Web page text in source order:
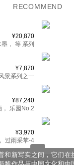
和新写实之间，它们在
RECOMMEND
¥20,870
， 等 系列
¥7,870
景系列之一
¥87,240
乐园No.2
¥3,970
过雨采苹-4
-- 已经到底啦 --